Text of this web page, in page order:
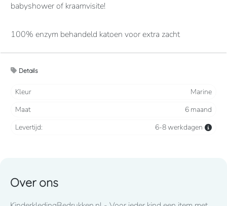
babyshower of kraamvisite!
100% enzym behandeld katoen voor extra zacht
dubbele stiksels.
Details
Kleur
Marine
Maat
6 maand
Levertijd:
6-8 werkdagen
Over ons